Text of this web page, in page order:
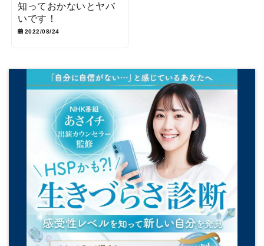
知っておかないとヤバ
いです！
2022/08/24